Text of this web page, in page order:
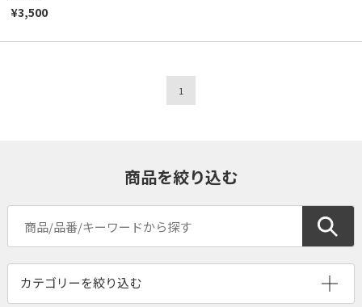
¥3,500
1
商品を絞り込む